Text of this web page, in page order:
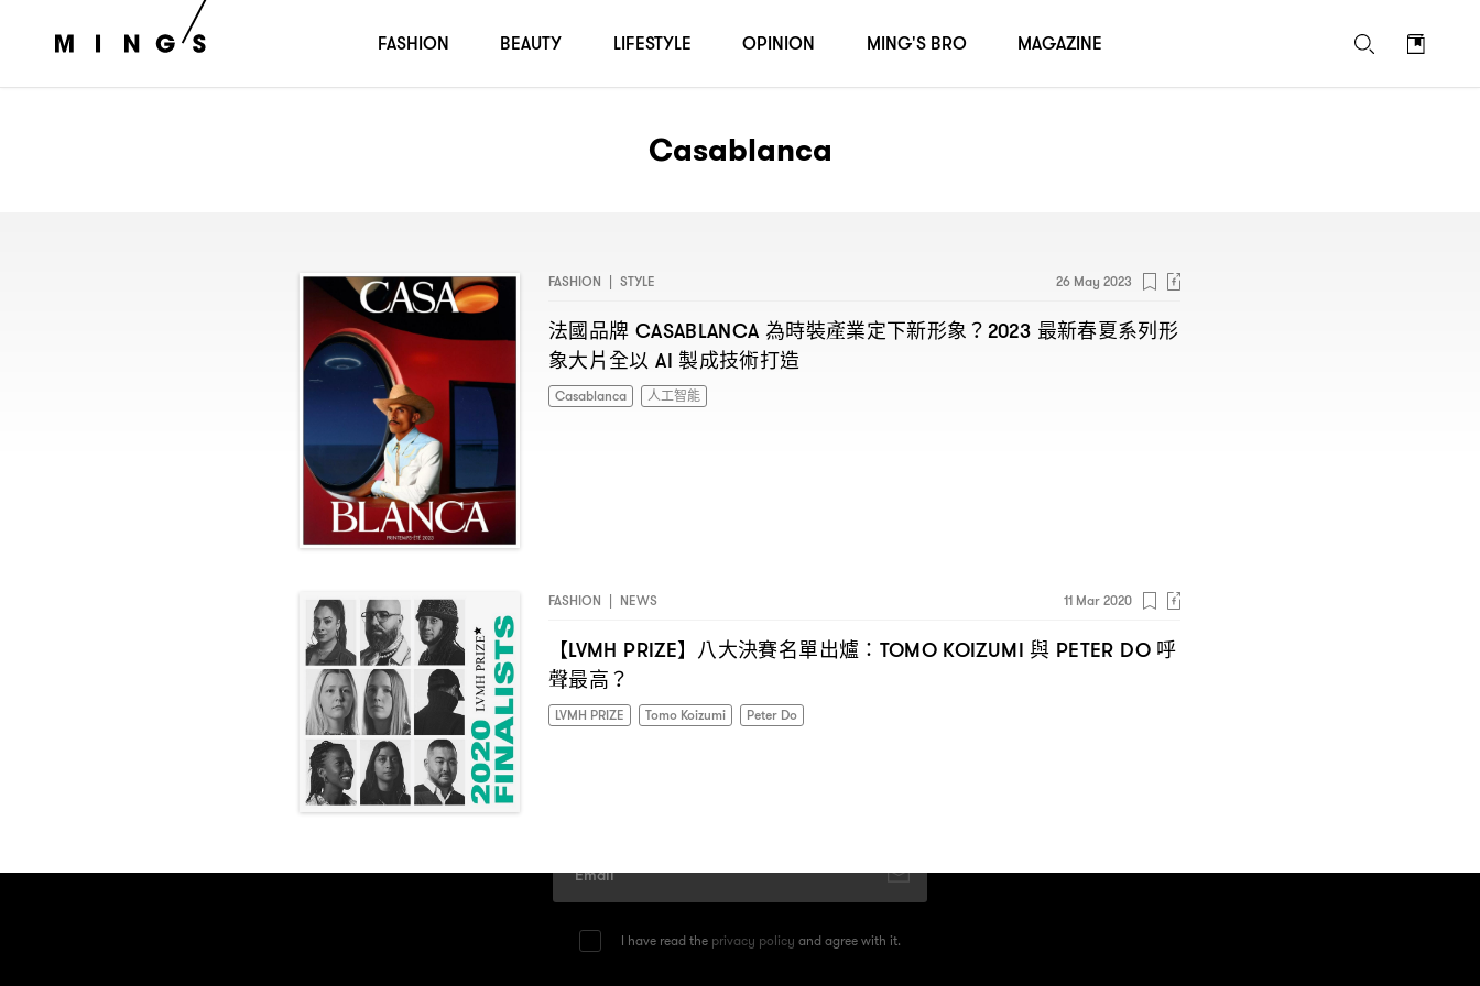
Casablanca
FASHION | STYLE 26 May 2023
法國品牌 CASABLANCA 為時裝產業定下新形象？2023 最新春夏系列形
象大片全以 AI 製成技術打造
Casablanca 人工智能
FASHION | NEWS 11 Mar 2020
【LVMH PRIZE】八大決賽名單出爐 ：TOMO KOIZUMI與 PETER DO 呼
聲最高？
LVMH PRIZE Tomo Koizumi Peter Do
I have read the privacy policy and agree with it.
FASHION BEAUTY LIFESTYLE OPINION MING'S BRO MAGAZINE